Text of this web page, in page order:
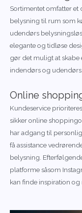
Sortimentet omfatter
belysning til rum som
udendørs
elegante og tidløse
gør det muligt at
indendørs og udendørs.
Online
Kundeservice
sikker online
har adgang til
få assistance
belysning.
platforme såsom
kan finde inspiration og